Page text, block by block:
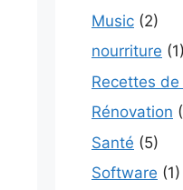
Music (2)
nourriture (1)
Recettes
Rénovation
Santé (5)
Software (1)